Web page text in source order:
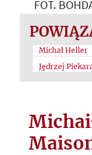
FOT.
Michał Heller
Jędrzej